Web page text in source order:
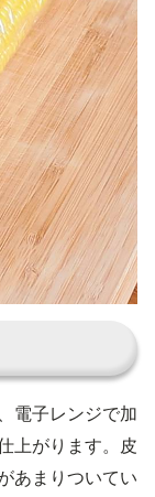
電子レンジで加
上がります。皮
あまりついてい